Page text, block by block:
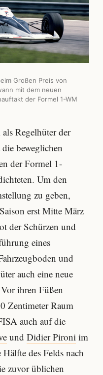
Großen Preis von
mit dem neuen
der Formel 1-WM
Regelhüter der
beweglichen
der Formel 1-
Um den
zu geben,
erst Mitte März
der Schürzen und
eines
und
auch eine neue
ihren Füßen
Zentimeter Raum
auch auf die
und Didier Pironi im
des Felds nach
zuvor üblichen